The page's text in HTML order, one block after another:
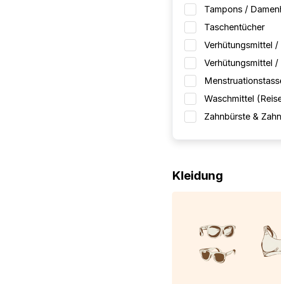
Tampons /
Taschentücher
Verhütungsmittel /
Verhütungsmittel
Waschmittel
Zahnbürste &
Kleidung